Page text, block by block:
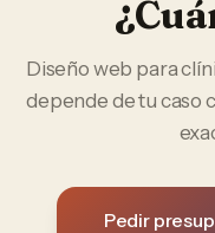
Diseño web para
depende de tu caso
Pedir